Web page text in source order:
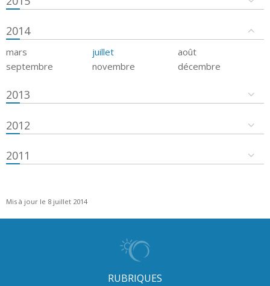
2014
mars juillet
août
septembre
novembre décembre
2013
2012
2011
Mis à jour le 8 juillet 2014
RUBRIQUES